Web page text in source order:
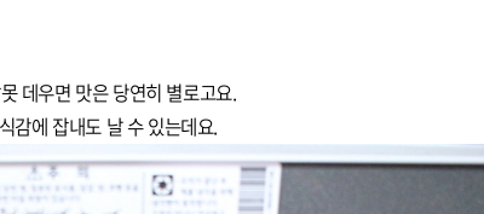
데우면 맛은 당연히 별로고요.
감에 잡내도 날 수 있는데요.